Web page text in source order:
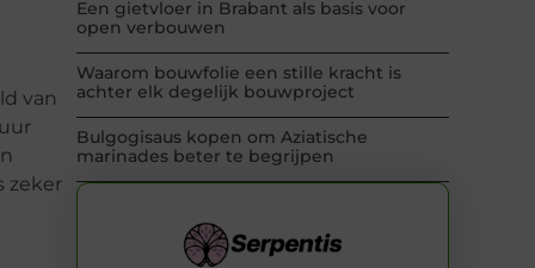
van
zeker
Een gietvloer in Brabant als basis voor
open verbouwen
Waarom bouwfolie een stille kracht is
achter elk degelijk bouwproject
Bulgogisaus kopen om Aziatische
marinades beter te begrijpen